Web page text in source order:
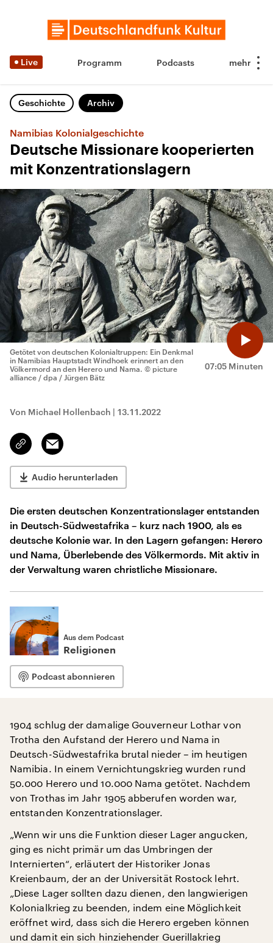
Live Programm Podcasts
Geschichte Archiv
Namibias Kolonialgeschichte
Deutsche Missionare kooperierten
mit Konzentrationslagern
07:05 Minuten
Getötet von deutschen Kolonialtruppen: Ein Denkmal
in Namibias Hauptstadt Windhoek erinnert an den
Völkermord an den Herero und Nama. © picture
alliance / dpa / Jürgen Bätz
Von Michael Hollenbach | 13.11.2022
Link
kopieren/teilen
Email
Audio herunterladen
Die ersten deutschen Konzentrationslager entstanden
in Deutsch-Südwestafrika – kurz nach 1900, als es
deutsche Kolonie war. In den Lagern gefangen: Herero
und Nama, Überlebende des Völkermords. Mit aktiv in
der Verwaltung waren christliche Missionare.
Aus dem Podcast
Religionen
Podcast abonnieren
1904 schlug der damalige Gouverneur Lothar von
Trotha den Aufstand der Herero und Nama in
Deutsch-Südwestafrika brutal nieder – im heutigen
Namibia. In einem Vernichtungskrieg wurden rund
50.000 Herero und 10.000 Nama getötet. Nachdem
von Trothas im Jahr 1905 abberufen worden war,
entstanden Konzentrationslager.
„Wenn wir uns die Funktion dieser Lager angucken,
ging es nicht primär um das Umbringen der
Internierten“, erläutert der Historiker Jonas
Kreienbaum, der an der Universität Rostock lehrt.
„Diese Lager sollten dazu dienen, den langwierigen
Kolonialkrieg zu beenden, indem eine Möglichkeit
eröffnet wird, dass sich die Herero ergeben können
und damit ein sich hinziehender Guerillakrieg